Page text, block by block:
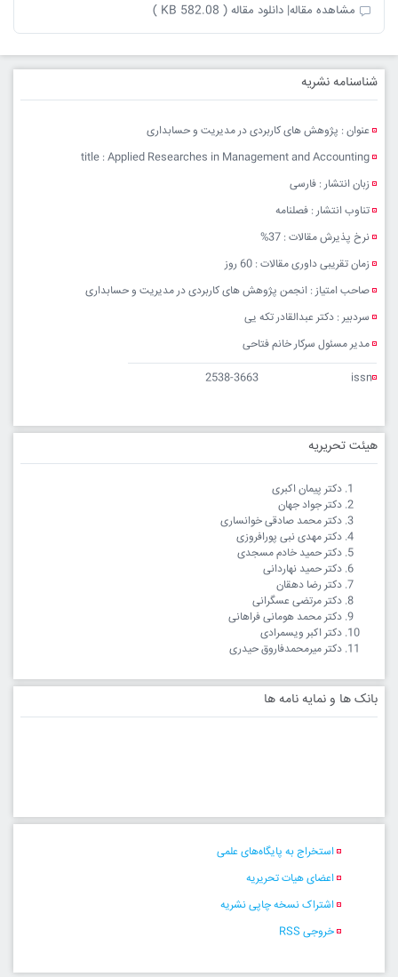
مشاهده مقاله| دانلود مقاله ( 582.08 KB )
شناسنامه نشریه
عنوان : پژوهش های کاربردی در مدیریت و حسابداری
زبان انتشار : فارسی
تناوب انتشار : فصلنامه
نرخ پذیرش مقالات : 37%
زمان تقریبی داوری مقالات : 60 روز
صاحب امتیاز : انجمن پژوهش های کاربردی در مدیریت و حسابداری
سردبیر : دکتر عبدالقادر تکه یی
مدیر مسئول سرکار خانم فتاحی
issn
2538-3663
هیئت تحریریه
دکتر پیمان اکبری
دکتر جواد جهان
دکتر محمد صادقی خوانساری
دکتر مهدی نبی پورافروزی
دکتر حمید خادم مسجدی
دکتر حمید نهاردانی
دکتر رضا دهقان
دکتر مرتضی عسگرانی
دکتر محمد هومانی فراهانی
دکتر اکبر ویسمرادی
دکتر میرمحمدفاروق حیدری
بانک ها و نمایه نامه ها
استخراج به پایگاه‌های علمی
اعضای هیات تحریریه
اشتراک نسخه چاپی نشریه
خروجی RSS